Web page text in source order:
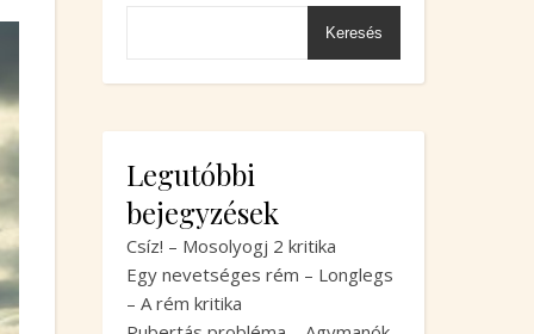
Keresés
Legutóbbi
bejegyzések
Csíz! – Mosolyogj 2 kritika
Egy nevetséges rém – Longlegs
– A rém kritika